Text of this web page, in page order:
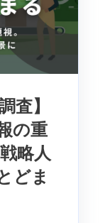
査】
の重
略人
どま